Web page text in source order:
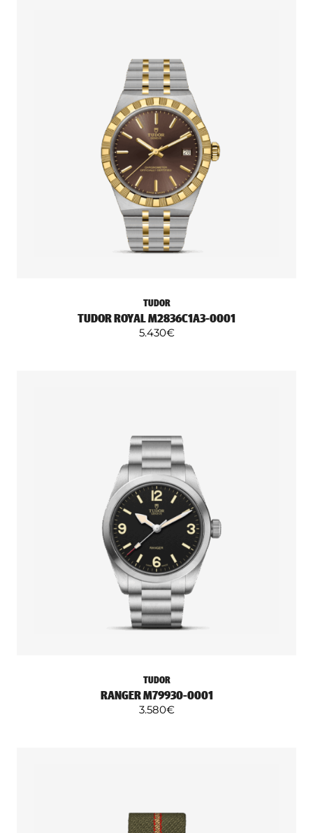
TUDOR
TUDOR ROYAL M2836C1A3-0001
5.430€
TUDOR
RANGER M79930-0001
3.580€